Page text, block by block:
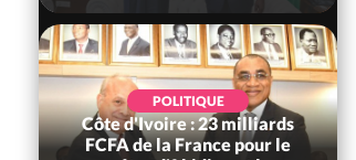
POLITIQUE
Côte d'Ivoire : 23 milliards
FCFA de la France pour le
pas